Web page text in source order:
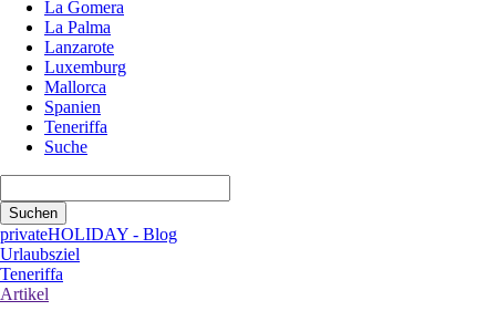
La Gomera
La Palma
Lanzarote
Luxemburg
Mallorca
Spanien
Teneriffa
Suche
Suchen
privateHOLIDAY - Blog
Urlaubsziel
Teneriffa
Artikel